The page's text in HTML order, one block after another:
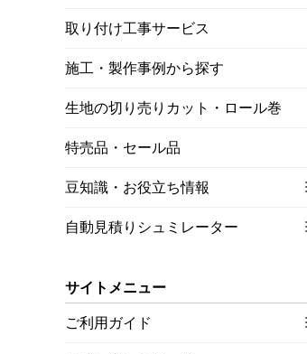
取り付け工事サービス
施工・製作事例から探す
生地の切り売りカット・ロール巻
特売品・セール品
豆知識・お役立ち情報
自動見積りシュミレーター
サイトメニュー
ご利用ガイド